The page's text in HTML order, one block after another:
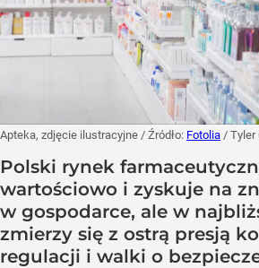
Apteka, zdjęcie ilustracyjne / Źródło: Fotolia / Tyler
Polski rynek
wartościowo i zyskuje na
w gospodarce, ale w
zmierzy się z ostrą presją
regulacji i walki o